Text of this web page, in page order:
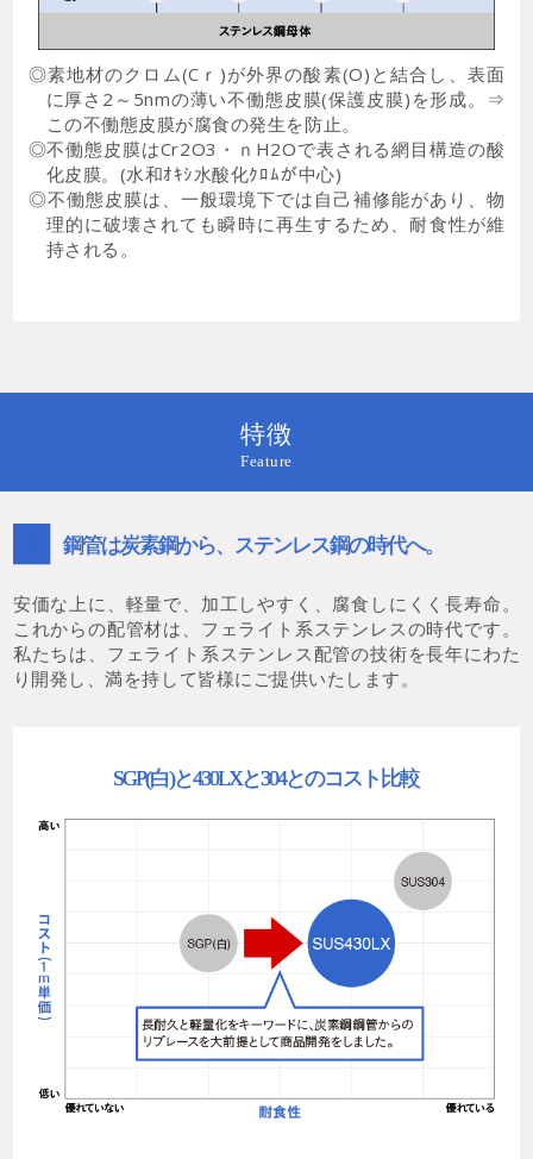
◎素地材のクロム(Cｒ)が外界の酸素(O)と結合し、表面
に厚さ2～5nmの薄い不働態皮膜(保護皮膜)を形成。⇒
この不働態皮膜が腐食の発生を防止。
◎不働態皮膜はCr2O3・ｎH2Oで表される網目構造の酸
化皮膜。(水和ｵｷｼ水酸化ｸﾛﾑが中心)
◎不働態皮膜は、一般環境下では自己補修能があり、物
理的に破壊されても瞬時に再生するため、耐食性が維
持される。
特徴
Feature
鋼管は炭素鋼から、ステンレス鋼の時代へ。
安価な上に、軽量で、加工しやすく、腐食しにくく長寿命。
これからの配管材は、フェライト系ステンレスの時代です。
私たちは、フェライト系ステンレス配管の技術を長年にわた
り開発し、満を持して皆様にご提供いたします。
SGP(白)と430LXと304とのコスト比較